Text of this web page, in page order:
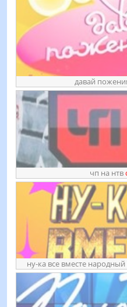
давай
чп на нтв
ну-ка все вместе народный